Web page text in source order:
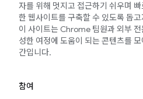
자를 위해 멋지고 접근하기 쉬우며
한 웹사이트를 구축할 수 있도록 돕
이 사이트는 Chrome 팀원과 외부 전
성한 여정에 도움이 되는 콘텐츠를
간입니다.
참여